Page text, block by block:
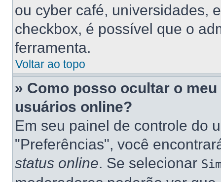
ou cyber café, universidades,
checkbox, é possível que o
ferramenta.
Voltar ao topo
» Como posso ocultar o
usuários online?
Em seu painel de controle do
"Preferências", você
status online. Se selecionar